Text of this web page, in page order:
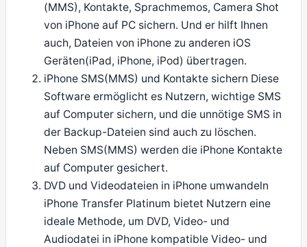
(MMS), Kontakte, Sprachmemos, Camera Shot
von iPhone auf PC sichern. Und er hilft Ihnen
auch, Dateien von iPhone zu anderen iOS
Geräten(iPad, iPhone, iPod) übertragen.
iPhone SMS(MMS) und Kontakte sichern Diese
Software ermöglicht es Nutzern, wichtige SMS
auf Computer sichern, und die unnötige SMS in
der Backup-Dateien sind auch zu löschen.
Neben SMS(MMS) werden die iPhone Kontakte
auf Computer gesichert.
DVD und Videodateien in iPhone umwandeln
iPhone Transfer Platinum bietet Nutzern eine
ideale Methode, um DVD, Video- und
Audiodatei in iPhone kompatible Video- und